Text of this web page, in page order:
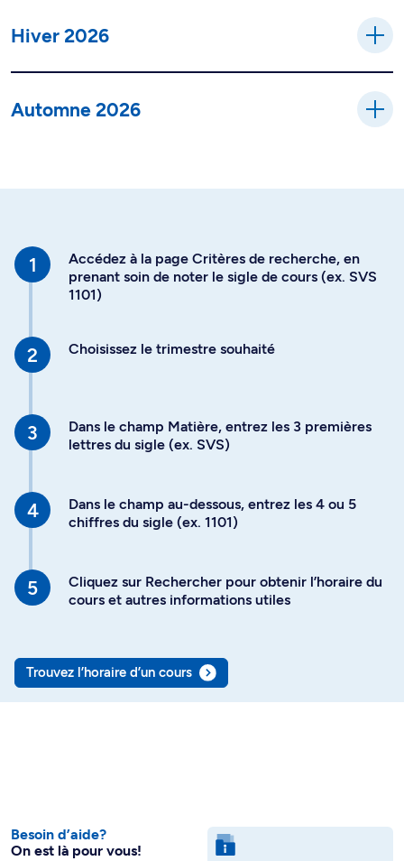
Hiver 2026
Automne 2026
Accédez à la page Critères de recherche, en
prenant soin de noter le sigle de cours (ex. SVS
1101)
Choisissez le trimestre souhaité
Dans le champ Matière, entrez les 3 premières
lettres du sigle (ex. SVS)
Dans le champ au-dessous, entrez les 4 ou 5
chiffres du sigle (ex. 1101)
Cliquez sur Rechercher pour obtenir l’horaire du
cours et autres informations utiles
Trouvez l’horaire d’un cours
Besoin d’aide?
On est là pour vous!